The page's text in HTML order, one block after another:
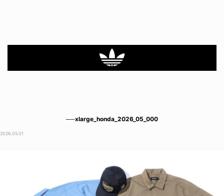
──xlarge_honda_2026_05_000
2026.05.01